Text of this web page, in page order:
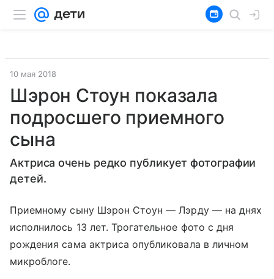
10 мая 2018
Шэрон Стоун показала
подросшего приемного
сына
Актриса очень редко публикует фотографии
детей.
Приемному сыну Шэрон Стоун — Лэрду — на днях
исполнилось 13 лет. Трогательное фото с дня
рождения сама актриса опубликовала в личном
микроблоге.